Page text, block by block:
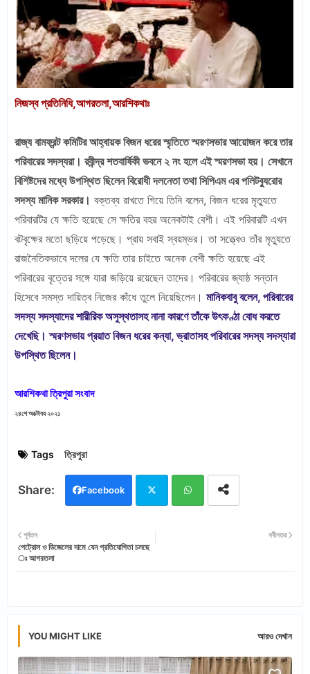
নিজস্ব প্রতিনিধি,আগরতলা,আরশিকথাঃ
রাজ্য বামফ্রন্ট কমিটির আহ্বায়ক বিজন ধরের স্মৃতিতে স্মরণসভার আয়োজন করে তার
পরিবারের সদস্যরা। রবীন্দ্র শতবার্ষিকী ভবনে ২ নং হলে এই স্মরণসভা হয়। সেখানে
বিশিষ্টদের মধ্যে উপস্থিত ছিলেন বিরোধী দলনেতা তথা সিপিএম এর পলিটব্যুরোর
সদস্য মানিক সরকার। বক্তব্য রাখতে গিয়ে তিনি বলেন, বিজন ধরের মৃত্যুতে
পরিবারটির যে ক্ষতি হয়েছে সে ক্ষতির বহর অনেকটাই বেশী। এই পরিবারটি এখন
বটবৃক্ষের মতো ছড়িয়ে পড়েছে। প্রায় সবাই স্বয়ম্ভর। তা সত্ত্বেও তাঁর মৃত্যুতে
রাজনৈতিকভাবে দলের যে ক্ষতি তার চাইতে অনেক বেশী ক্ষতি হয়েছে এই
পরিবারের বৃত্তের সঙ্গে যারা জড়িয়ে রয়েছেন তাদের। পরিবারের জ্যাষ্ঠ সন্তান
হিসেবে সমস্ত দায়িত্ব নিজের কাঁধে তুলে নিয়েছিলেন। মানিকবাবু বলেন, পরিবারের
সদস্য সদস্যাদের শারীরিক অসুস্থতাসহ নানা কারণে তাঁকে উৎকণ্ঠা বোধ করতে
দেখেছি। স্মরণসভায় প্রয়াত বিজন ধরের কন্যা, ভ্রাতাসহ পরিবারের সদস্য সদস্যারা
উপস্থিত ছিলেন।
আরশিকথা ত্রিপুরা সংবাদ
২৪শে অক্টোবর ২০২১
Tags ত্রিপুরা
Facebook
tter
নবীনতর
পূর্বতন
পেট্রোল ও ডিজেলের দামে যেন প্রতিযোগিতা চলছে
ঃ আগরতলা
YOU MIGHT LIKE আরও দেখান